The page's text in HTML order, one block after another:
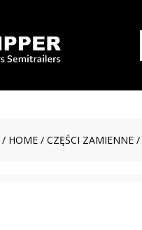
/ HOME / CZĘŚCI ZAMIENNE /